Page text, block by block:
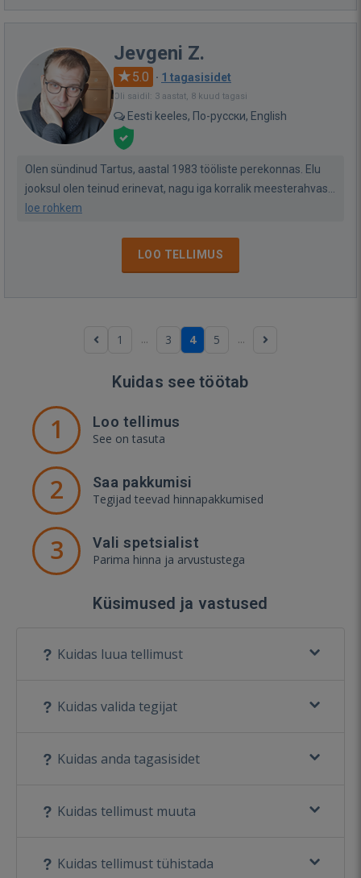
Jevgeni Z.
5.0 · 1 tagasisidet
Oli saidil: 3 aastat, 8 kuud tagasi
Eesti keeles, По-русски, English
Olen sündinud Tartus, aastal 1983 tööliste perekonnas. Elu
jooksul olen teinud erinevat, nagu iga korralik meesterahvas...
loe rohkem
LOO TELLIMUS
1 ... 3 4 5 ...
Kuidas see töötab
1 Loo tellimus
See on tasuta
2 Saa pakkumisi
Tegijad teevad hinnapakkumised
3 Vali spetsialist
Parima hinna ja arvustustega
Küsimused ja vastused
Kuidas luua tellimust
Kuidas valida tegijat
Kuidas anda tagasisidet
Kuidas tellimust muuta
Kuidas tellimust tühistada